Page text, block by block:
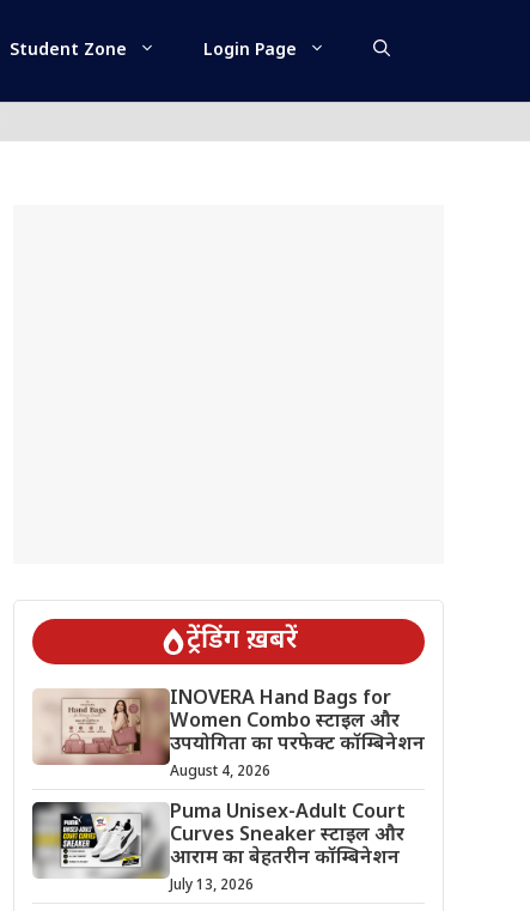
Student Zone Login Page
ट्रेंडिंग ख़बरें
INOVERA Hand Bags for
Women Combo स्टाइल और
उपयोगिता का परफेक्ट कॉम्बिनेशन
August 4, 2026
Puma Unisex-Adult Court
Curves Sneaker स्टाइल और
आराम का बेहतरीन कॉम्बिनेशन
July 13, 2026